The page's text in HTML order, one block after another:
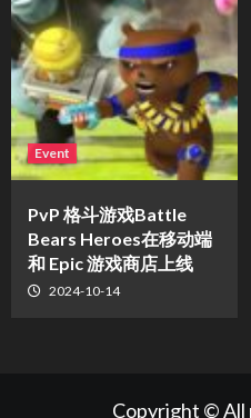
Event
PvP 格斗游戏Battle
Bears Heroes在移动端
和 Epic 游戏商店上线
2024-10-14
Copyright © All